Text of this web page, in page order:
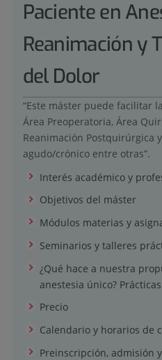
Paciente en
Reanimación y
del Dolor
“Este máster puede facilitar
Área Preoperatoria, Área
Reanimación Postquirúrgica
agudo/crónico entre otras”.
Interés académico y
Objetivos del máster
Módulos materias y
Seminarios y talleres
¿Qué hace a nuestra
anestesia único?
Precio
Calendario y horarios de
Preinscripción, admisión